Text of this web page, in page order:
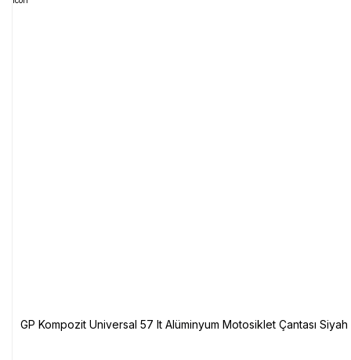
GP Kompozit Universal 57 lt Alüminyum Motosiklet Çantası Siyah